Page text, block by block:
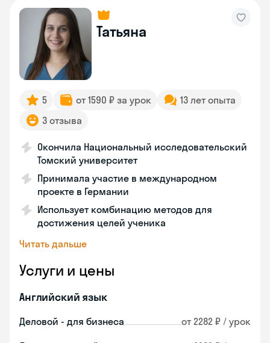
Татьяна
5 от 1590 ₽ за урок
13 лет опыта
3 отзыва
Окончила Национальный исследовательский
Томский университет
Принимала участие в международном
проекте в Германии
Использует комбинацию методов для
достижения целей ученика
Читать дальше
Услуги и цены
Английский язык
Деловой - для бизнеса от 2282 ₽ / урок